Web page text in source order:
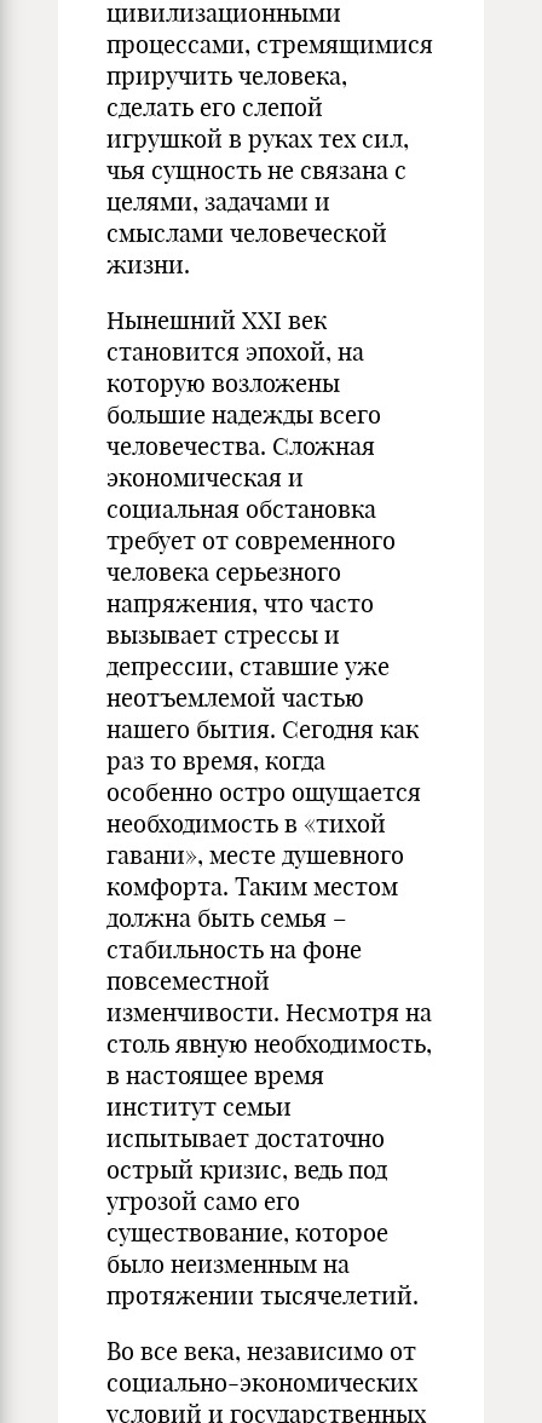
цивилизационными
процессами, стремящимися
приручить человека,
сделать его слепой
игрушкой в руках тех сил,
чья сущность не связана с
целями, задачами и
смыслами человеческой
жизни.
Нынешний XXI век
становится эпохой, на
которую возложены
большие надежды всего
человечества. Сложная
экономическая и
социальная обстановка
требует от современного
человека серьезного
напряжения, что часто
вызывает стрессы и
депрессии, ставшие уже
неотъемлемой частью
нашего бытия. Сегодня как
раз то время, когда
особенно остро ощущается
необходимость в «тихой
гавани», месте душевного
комфорта. Таким местом
должна быть семья –
стабильность на фоне
повсеместной
изменчивости. Несмотря на
столь явную необходимость,
в настоящее время
институт семьи
испытывает достаточно
острый кризис, ведь под
угрозой само его
существование, которое
было неизменным на
протяжении тысячелетий.
Во все века, независимо от
социально-экономических
условий и государственных